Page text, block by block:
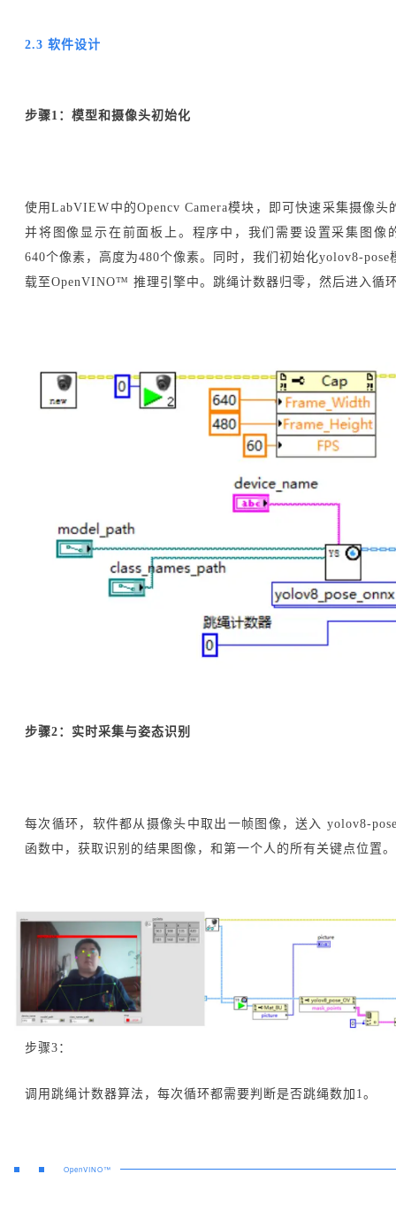
2.3 软件设计
步骤1：模型和摄像头初始化
使用LabVIEW中的Opencv Camera模块，即可快速采集摄像头
并将图像显示在前面板上。程序中，我们需要设置采集图像
640个像素，高度为480个像素。同时，我们初始化yolov8-pose
载至OpenVINO™ 推理引擎中。跳绳计数器归零，然后进入循
步骤2：实时采集与姿态识别
每次循环，软件都从摄像头中取出一帧图像，送入 yolov8-
函数中，获取识别的结果图像，和第一个人的所有关键点位置。
步骤3：
调用跳绳计数器算法，每次循环都需要判断是否跳绳数加1。
OpenVINO™